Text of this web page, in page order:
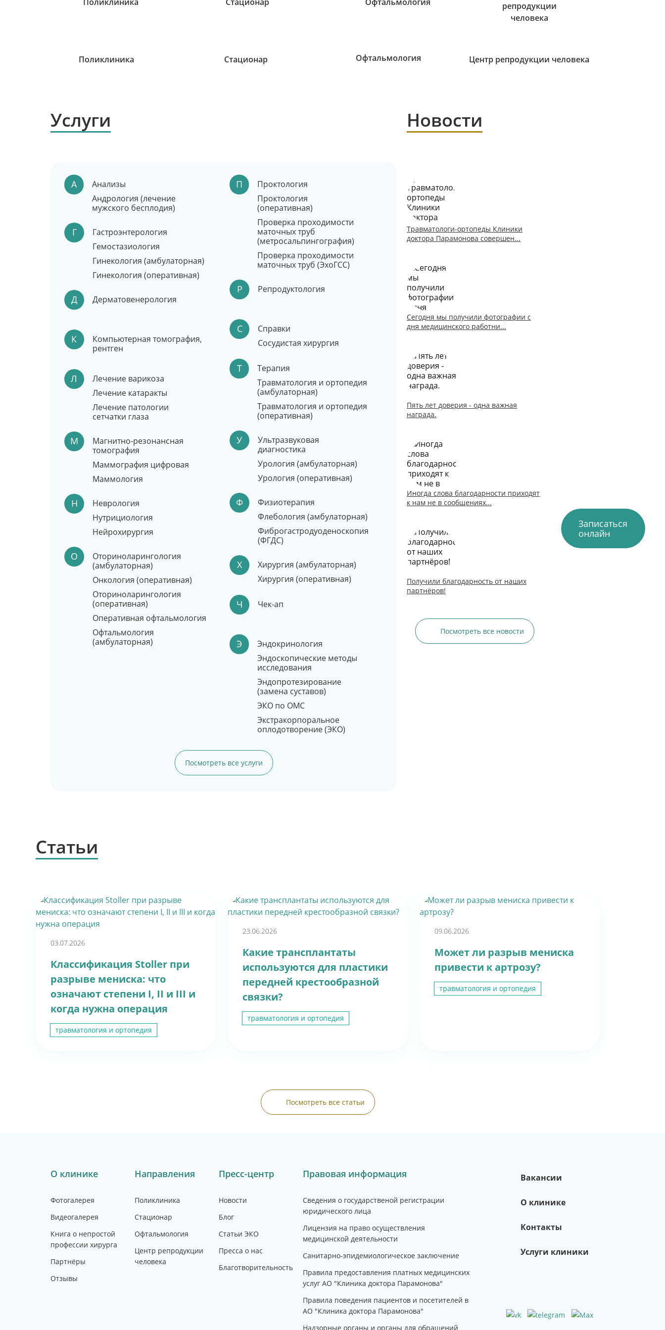
Поликлиника Стационар Офтальмология Центр репродукции человека
Услуги
А
Анализы
Андрология (лечение
мужского бесплодия)
Г
Гастроэнтерология
Гемостазиология
Гинекология (амбулаторная)
Гинекология (оперативная)
Д Дерматовенерология
К
Компьютерная томография,
рентген
Л
Лечение варикоза
Лечение катаракты
Лечение патологии
сетчатки глаза
М
Магнитно-резонансная
томография
Маммография цифровая
Маммология
Н
Неврология
Нутрициология
Нейрохирургия
О
Оториноларингология
(амбулаторная)
Онкология (оперативная)
Оториноларингология
(оперативная)
Оперативная офтальмология
Офтальмология
(амбулаторная)
П
Проктология
Проктология
(оперативная)
Проверка проходимости
маточных труб
(метросальпингография)
Проверка проходимости
маточных труб (ЭхоГСС)
Р Репродуктология
С
Справки
Сосудистая хирургия
Т
Терапия
Травматология и ортопедия
(амбулаторная)
Травматология и ортопедия
(оперативная)
У
Ультразвуковая
диагностика
Урология (амбулаторная)
Урология (оперативная)
Ф
Физиотерапия
Флебология (амбулаторная)
Фиброгастродуоденоскопия
(ФГДС)
Х
Хирургия (амбулаторная)
Хирургия (оперативная)
Ч Чек-ап
Э
Эндокринология
Эндоскопические методы
исследования
Эндопротезирование
(замена суставов)
ЭКО по ОМС
Экстракорпоральное
оплодотворение (ЭКО)
Посмотреть все услуги
Новости
Травматологи-ортопеды Клиники
доктора Парамонова совершен...
Сегодня мы получили фотографии с
дня медицинского работни...
Пять лет доверия - одна важная
награда.
Иногда слова благодарности приходят
к нам не в сообщениях...
Получили благодарность от наших
партнёров!
Посмотреть все новости
Статьи
03.07.2026
Классификация Stoller при
разрыве мениска: что
означают степени I, II и III и
когда нужна операция
травматология и ортопедия
23.06.2026
Какие трансплантаты
используются для пластики
передней крестообразной
связки?
травматология и ортопедия
09.06.2026
Может ли разрыв мениска
привести к артрозу?
травматология и ортопедия
Посмотреть все статьи
О клинике
Фотогалерея
Видеогалерея
Книга о непростой
профессии хирурга
Партнёры
Отзывы
Направления
Поликлиника
Стационар
Офтальмология
Центр репродукции
человека
Пресс-центр
Новости
Блог
Статьи ЭКО
Пресса о нас
Благотворительность
Правовая информация
Сведения о государственой регистрации
юридического лица
Лицензия на право осуществления
медицинской деятельности
Санитарно-эпидемиологическое заключение
Правила предоставления платных медицинских
услуг АО "Клиника доктора Парамонова"
Правила поведения пациентов и посетителей в
АО "Клиника доктора Парамонова"
Надзорные органы и органы для обращений
Вакансии
О клинике
Контакты
Услуги клиники
Записаться
онлайн